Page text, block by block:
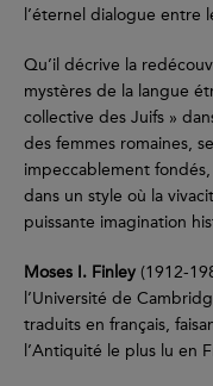
l’éternel dialogue entre
Qu’il décrive la
mystères de la langue
collective des Juifs »
des femmes romaines,
impeccablement
dans un style où la
puissante imagination
Moses I. Finley (1912-
l’Université de
traduits en français,
l’Antiquité le plus lu en